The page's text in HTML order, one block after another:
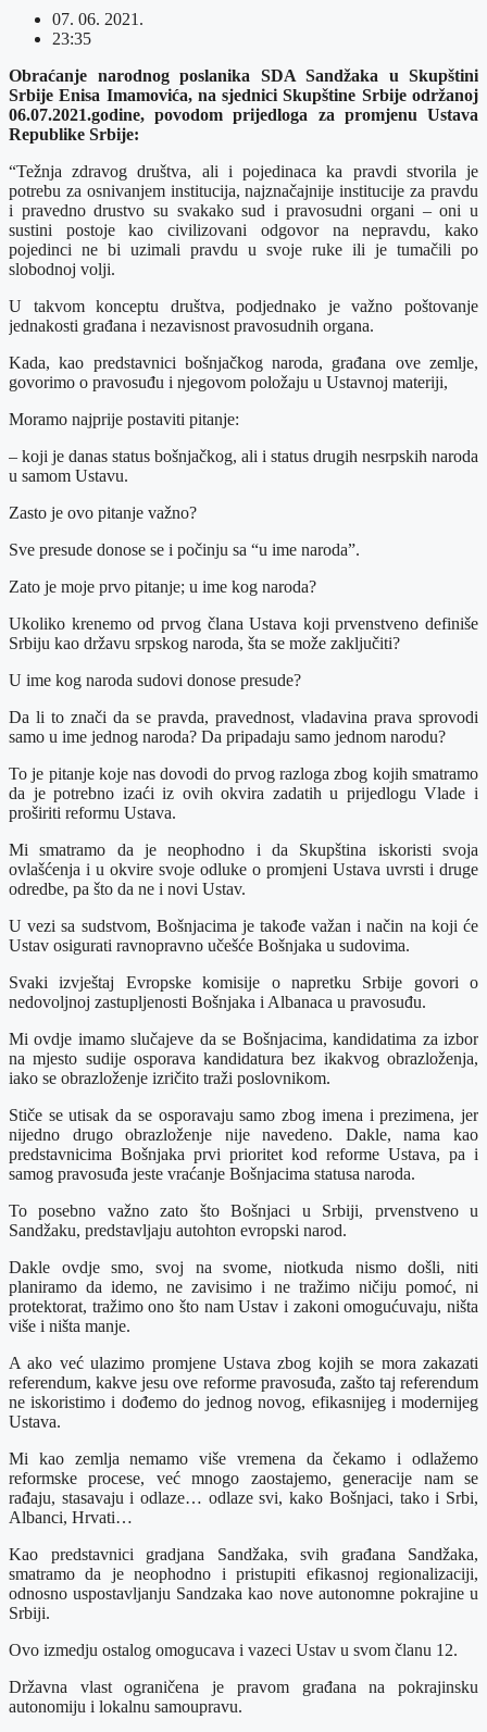
07. 06. 2021.
23:35
Obraćanje narodnog poslanika SDA Sandžaka u Skupštini
Srbije Enisa Imamovića, na sjednici Skupštine Srbije održanoj
06.07.2021.godine, povodom prijedloga za promjenu Ustava
Republike Srbije:
“Težnja zdravog društva, ali i pojedinaca ka pravdi stvorila je
potrebu za osnivanjem institucija, najznačajnije institucije za pravdu
i pravedno drustvo su svakako sud i pravosudni organi – oni u
sustini postoje kao civilizovani odgovor na nepravdu, kako
pojedinci ne bi uzimali pravdu u svoje ruke ili je tumačili po
slobodnoj volji.
U takvom konceptu društva, podjednako je važno poštovanje
jednakosti građana i nezavisnost pravosudnih organa.
Kada, kao predstavnici bošnjačkog naroda, građana ove zemlje,
govorimo o pravosuđu i njegovom položaju u Ustavnoj materiji,
Moramo najprije postaviti pitanje:
– koji je danas status bošnjačkog, ali i status drugih nesrpskih naroda
u samom Ustavu.
Zasto je ovo pitanje važno?
Sve presude donose se i počinju sa “u ime naroda”.
Zato je moje prvo pitanje; u ime kog naroda?
Ukoliko krenemo od prvog člana Ustava koji prvenstveno definiše
Srbiju kao državu srpskog naroda, šta se može zaključiti?
U ime kog naroda sudovi donose presude?
Da li to znači da se pravda, pravednost, vladavina prava sprovodi
samo u ime jednog naroda? Da pripadaju samo jednom narodu?
To je pitanje koje nas dovodi do prvog razloga zbog kojih smatramo
da je potrebno izaći iz ovih okvira zadatih u prijedlogu Vlade i
proširiti reformu Ustava.
Mi smatramo da je neophodno i da Skupština iskoristi svoja
ovlašćenja i u okvire svoje odluke o promjeni Ustava uvrsti i druge
odredbe, pa što da ne i novi Ustav.
U vezi sa sudstvom, Bošnjacima je takođe važan i način na koji će
Ustav osigurati ravnopravno učešće Bošnjaka u sudovima.
Svaki izvještaj Evropske komisije o napretku Srbije govori o
nedovoljnoj zastupljenosti Bošnjaka i Albanaca u pravosuđu.
Mi ovdje imamo slučajeve da se Bošnjacima, kandidatima za izbor
na mjesto sudije osporava kandidatura bez ikakvog obrazloženja,
iako se obrazloženje izričito traži poslovnikom.
Stiče se utisak da se osporavaju samo zbog imena i prezimena, jer
nijedno drugo obrazloženje nije navedeno. Dakle, nama kao
predstavnicima Bošnjaka prvi prioritet kod reforme Ustava, pa i
samog pravosuđa jeste vraćanje Bošnjacima statusa naroda.
To posebno važno zato što Bošnjaci u Srbiji, prvenstveno u
Sandžaku, predstavljaju autohton evropski narod.
Dakle ovdje smo, svoj na svome, niotkuda nismo došli, niti
planiramo da idemo, ne zavisimo i ne tražimo ničiju pomoć, ni
protektorat, tražimo ono što nam Ustav i zakoni omogućuvaju, ništa
više i ništa manje.
A ako već ulazimo promjene Ustava zbog kojih se mora zakazati
referendum, kakve jesu ove reforme pravosuđa, zašto taj referendum
ne iskoristimo i dođemo do jednog novog, efikasnijeg i modernijeg
Ustava.
Mi kao zemlja nemamo više vremena da čekamo i odlažemo
reformske procese, već mnogo zaostajemo, generacije nam se
rađaju, stasavaju i odlaze… odlaze svi, kako Bošnjaci, tako i Srbi,
Albanci, Hrvati…
Kao predstavnici gradjana Sandžaka, svih građana Sandžaka,
smatramo da je neophodno i pristupiti efikasnoj regionalizaciji,
odnosno uspostavljanju Sandzaka kao nove autonomne pokrajine u
Srbiji.
Ovo izmedju ostalog omogucava i vazeci Ustav u svom članu 12.
Državna vlast ograničena je pravom građana na pokrajinsku
autonomiju i lokalnu samoupravu.